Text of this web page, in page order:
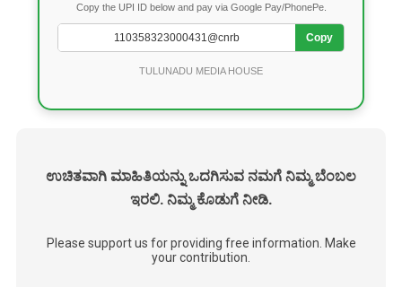
Copy the UPI ID below and pay via Google Pay/PhonePe.
Copy
TULUNADU MEDIA HOUSE
ಉಚಿತವಾಗಿ ಮಾಹಿತಿಯನ್ನು ಒದಗಿಸುವ ನಮಗೆ ನಿಮ್ಮ ಬೆಂಬಲ
ಇರಲಿ. ನಿಮ್ಮ ಕೊಡುಗೆ ನೀಡಿ.
Please support us for providing free information. Make
your contribution.